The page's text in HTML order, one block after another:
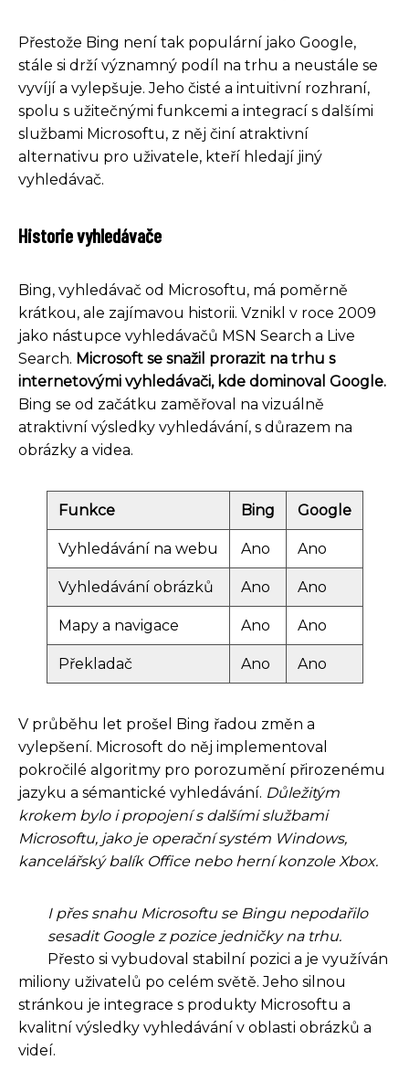
Přestože Bing není tak populární jako Google,
stále si drží významný podíl na trhu a neustále se
vyvíjí a vylepšuje. Jeho čisté a intuitivní rozhraní,
spolu s užitečnými funkcemi a integrací s dalšími
službami Microsoftu, z něj činí atraktivní
alternativu pro uživatele, kteří hledají jiný
vyhledávač.
Historie vyhledávače
Bing, vyhledávač od Microsoftu, má poměrně
krátkou, ale zajímavou historii. Vznikl v roce 2009
jako nástupce vyhledávačů MSN Search a Live
Search. Microsoft se snažil prorazit na trhu s
internetovými vyhledávači, kde dominoval Google.
Bing se od začátku zaměřoval na vizuálně
atraktivní výsledky vyhledávání, s důrazem na
obrázky a videa.
Funkce Bing Google
Vyhledávání na webu Ano Ano
Vyhledávání obrázků Ano Ano
Mapy a navigace Ano Ano
Překladač Ano Ano
V průběhu let prošel Bing řadou změn a
vylepšení. Microsoft do něj implementoval
pokročilé algoritmy pro porozumění přirozenému
jazyku a sémantické vyhledávání. Důležitým
krokem bylo i propojení s dalšími službami
Microsoftu, jako je operační systém Windows,
kancelářský balík Office nebo herní konzole Xbox.
I přes snahu Microsoftu se Bingu nepodařilo
sesadit Google z pozice jedničky na trhu.
Přesto si vybudoval stabilní pozici a je využíván
miliony uživatelů po celém světě. Jeho silnou
stránkou je integrace s produkty Microsoftu a
kvalitní výsledky vyhledávání v oblasti obrázků a
videí.